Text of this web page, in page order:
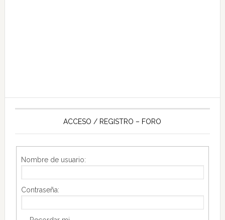
ACCESO / REGISTRO – FORO
Nombre de usuario:
Contraseña: